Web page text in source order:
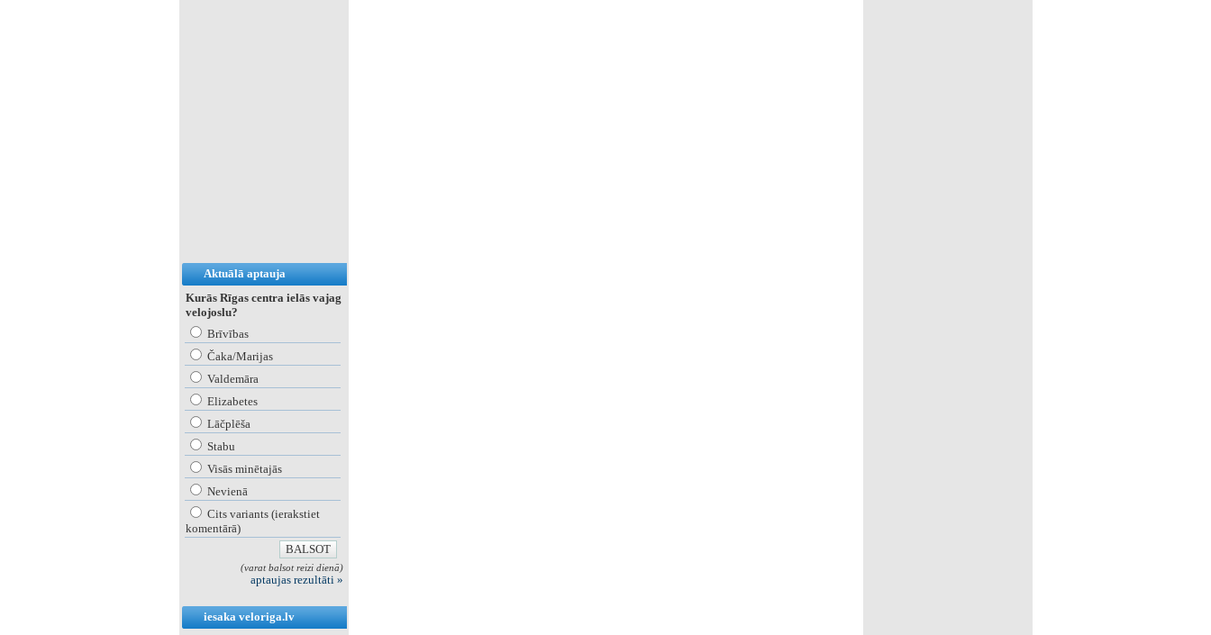
Aktuālā aptauja
Kurās Rīgas centra ielās vajag
velojoslu?
Brīvības
Čaka/Marijas
Valdemāra
Elizabetes
Lāčplēša
Stabu
Visās minētajās
Nevienā
Cits variants (ierakstiet
komentārā)
(varat balsot reizi dienā)
aptaujas rezultāti »
iesaka veloriga.lv